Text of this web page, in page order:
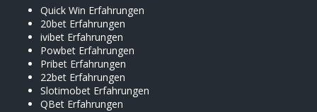
Quick Win Erfahrungen
20bet Erfahrungen
ivibet Erfahrungen
Powbet Erfahrungen
Pribet Erfahrungen
22bet Erfahrungen
Slotimobet Erfahrungen
QBet Erfahrungen